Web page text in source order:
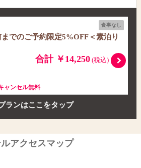
食事なし
までのご予約限定5%OFF＜素泊り
合計 ￥14,250(税込)
ャンセル無料
ランはここをタップ
アクセスマップ